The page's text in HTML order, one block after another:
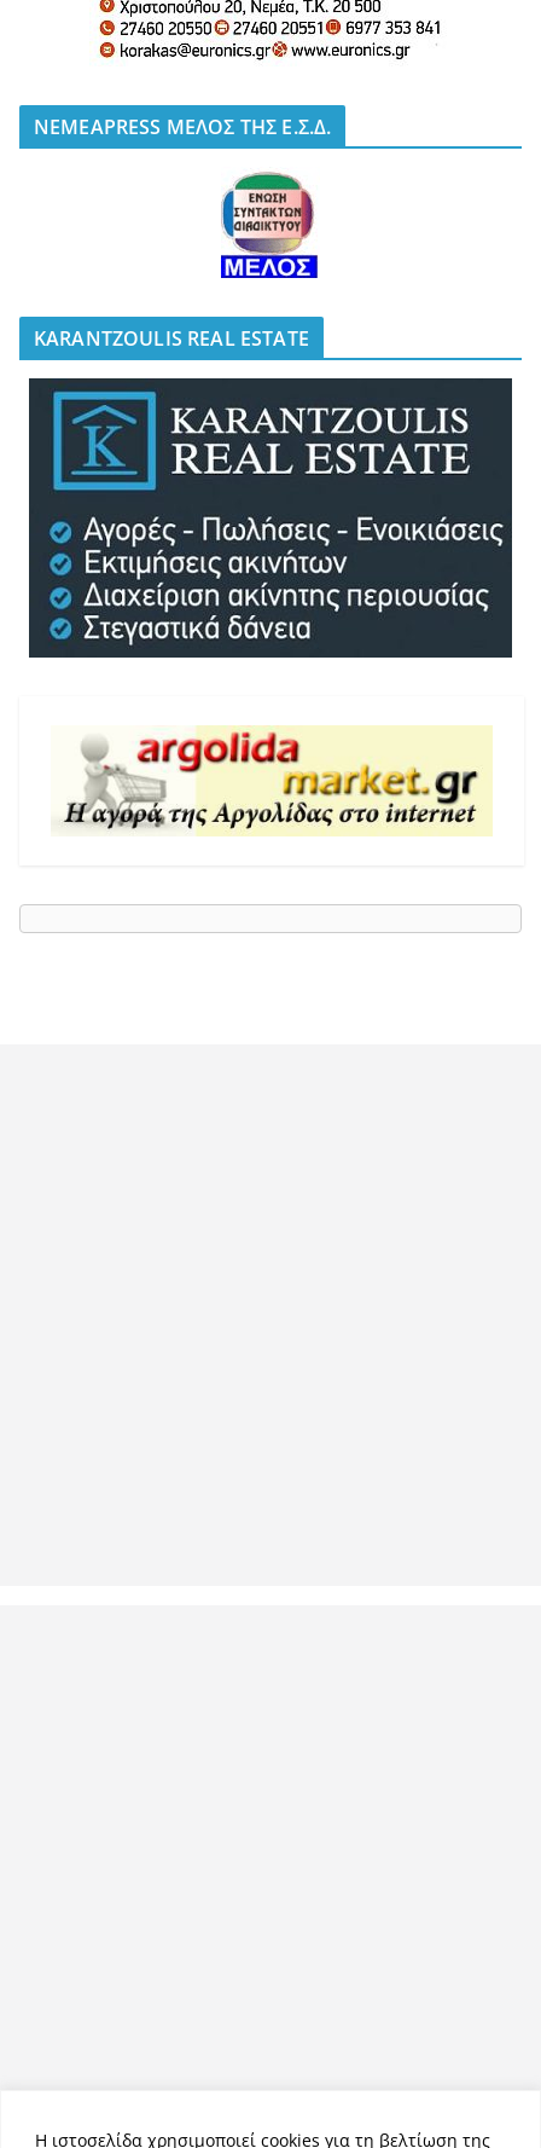
Η ιστοσελίδα χρησιμοποιεί cookies για τη βελτίωση της
NEMEAPRESS ΜΕΛΟΣ ΤΗΣ Ε.Σ.Δ.
KARANTZOULIS REAL ESTATE